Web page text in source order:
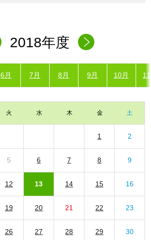
2018年度
6月 7月 8月 9月 10月
火 水 木 金 土
1 2
5 6 7 8 9
12 13 14 15 16
19 20 21 22 23
26 27 28 29 30